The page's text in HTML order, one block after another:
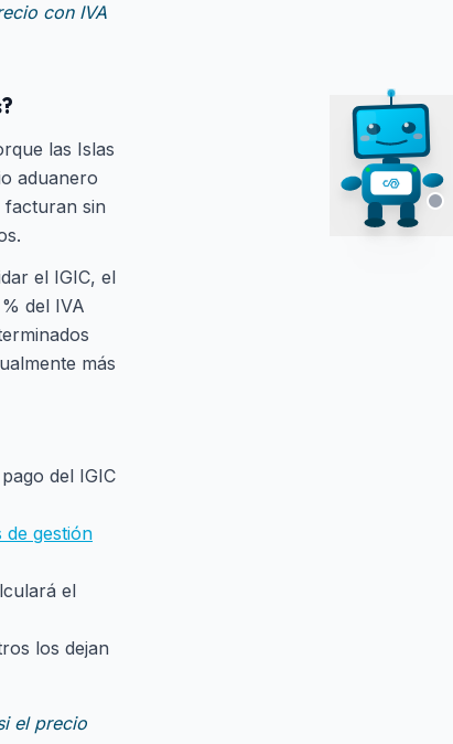
con IVA
las Islas
aduanero
facturan sin
el IGIC, el
del IVA
más
del IGIC
de gestión
el
los dejan
el precio